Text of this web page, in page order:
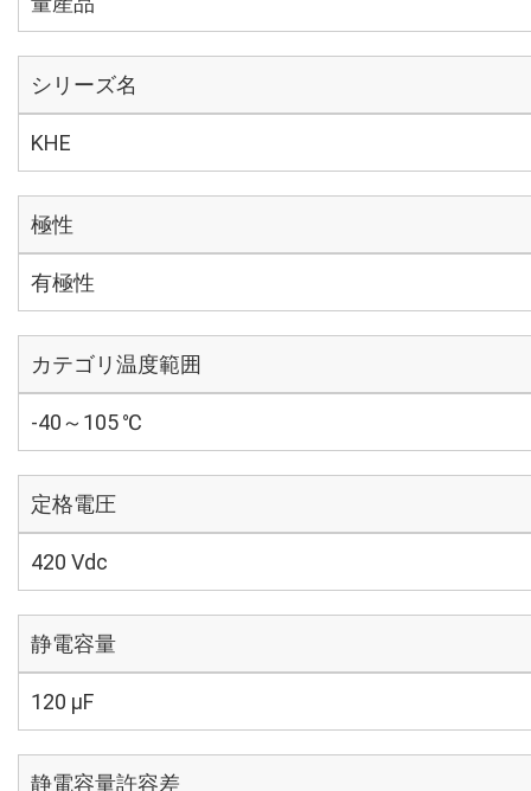
シリーズ名
KHE
極性
有極性
カテゴリ温度範囲
-40～105 ℃
定格電圧
420 Vdc
静電容量
120 µF
静電容量許容差